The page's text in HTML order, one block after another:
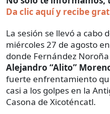
Da clic aquí y recibe
La sesión se llevó a cabo
miércoles 27 de agosto
donde Fernández
Alejandro “Alito”
fuerte enfrentamiento
casi a los golpes en la
Casona de Xicoténcatl.